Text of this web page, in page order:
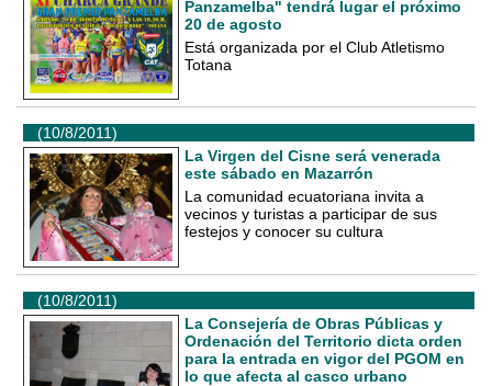
Panzamelba" tendrá lugar el próximo
20 de agosto
Está organizada por el Club Atletismo
Totana
(10/8/2011)
La Virgen del Cisne será venerada
este sábado en Mazarrón
La comunidad ecuatoriana invita a
vecinos y turistas a participar de sus
festejos y conocer su cultura
(10/8/2011)
La Consejería de Obras Públicas y
Ordenación del Territorio dicta orden
para la entrada en vigor del PGOM en
lo que afecta al casco urbano